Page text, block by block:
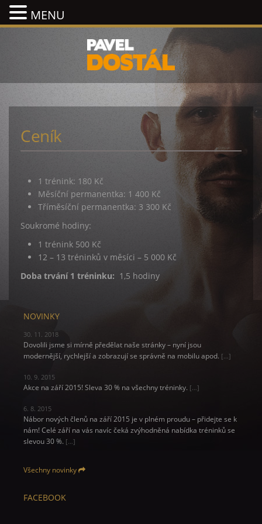
Ceník
1 trénink: 180 Kč
Měsíční permanentka: 1 400 Kč
Tříměsíční permanentka: 3 300 Kč
Soukromé hodiny:
1 trénink 500 Kč
12 – 13 tréninků v měsíci – 5 000 Kč
Doba trvání 1 tréninku: 1,5 hodiny
NOVINKY
30. 11. 2018
Dovolili jsme si mírně předělat naše stránky – nyní jsou
modernější, rychlejší a zobrazují se správně na mobilu apod. […]
10. 9. 2015
Akce na září 2015! Sleva 30 % na všechny tréninky. […]
6. 8. 2015
Nábor nových členů na září 2015 je v plném proudu – přidejte se k
nám! Celé září na vás navíc čeká zvýhodněná nabídka tréninků se
slevou 30 %. […]
Všechny novinky
FACEBOOK
MENU